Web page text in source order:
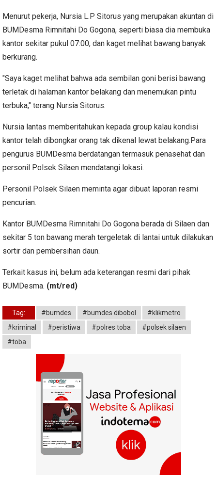
Menurut pekerja, Nursia L.P Sitorus yang merupakan akuntan di
BUMDesma Rimnitahi Do Gogona, seperti biasa dia membuka
kantor sekitar pukul 07:00, dan kaget melihat bawang banyak
berkurang.
"Saya kaget melihat bahwa ada sembilan goni berisi bawang
terletak di halaman kantor belakang dan menemukan pintu
terbuka," terang Nursia Sitorus.
Nursia lantas memberitahukan kepada group kalau kondisi
kantor telah dibongkar orang tak dikenal lewat belakang.Para
pengurus BUMDesma berdatangan termasuk penasehat dan
personil Polsek Silaen mendatangi lokasi.
Personil Polsek Silaen meminta agar dibuat laporan resmi
pencurian.
Kantor BUMDesma Rimnitahi Do Gogona berada di Silaen dan
sekitar 5 ton bawang merah tergeletak di lantai untuk dilakukan
sortir dan pembersihan daun.
Terkait kasus ini, belum ada keterangan resmi dari pihak
BUMDesma. (mt/red)
Tag: #bumdes #bumdes dibobol
#klikmetro
#kriminal
#peristiwa #polres toba
#polsek silaen
#toba